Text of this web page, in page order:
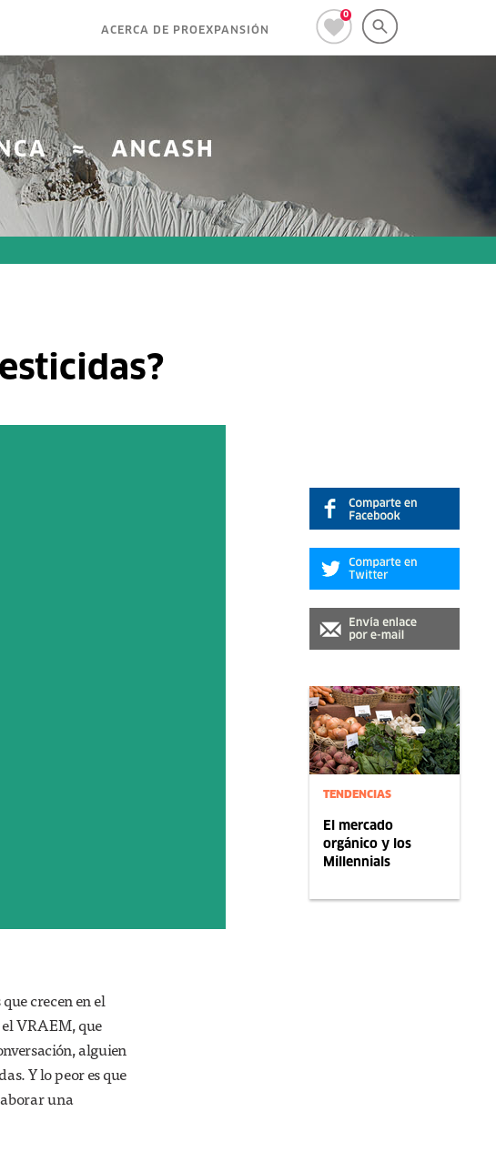
0
ACERCA DE PROEXPANSIÓN
TENDENCIAS
El mercado
orgánico y los
Millennials
crecen en el
VRAEM, que
alguien
Y lo peor es que
una